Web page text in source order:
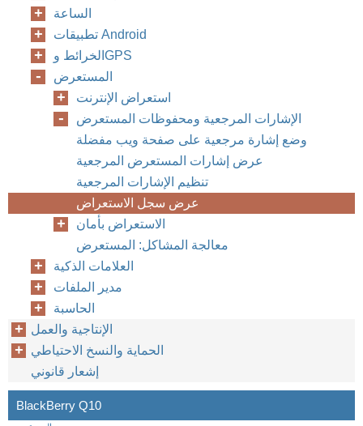
الساعة
تطبيقات Android
الخرائط وGPS
المستعرض
استعراض الإنترنت
الإشارات المرجعية ومحفوظات المستعرض
وضع إشارة مرجعية على صفحة ويب مفضلة
عرض إشارات المستعرض المرجعية
تنظيم الإشارات المرجعية
عرض سجل الاستعراض
الاستعراض بأمان
معالجة المشاكل: المستعرض
العلامات الذكية
مدير الملفات
الحاسبة
الإنتاجية والعمل
الحماية والنسخ الاحتياطي
إشعار قانوني
BlackBerry Q10